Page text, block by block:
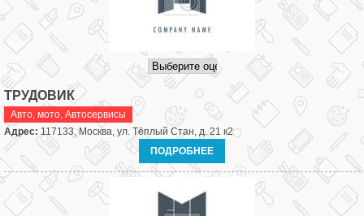
ТРУДОВИК
Авто, мото, Автосервисы
Адрес: 117133, Москва, ул. Тёплый Стан, д. 21 к2
ПОДРОБНЕЕ